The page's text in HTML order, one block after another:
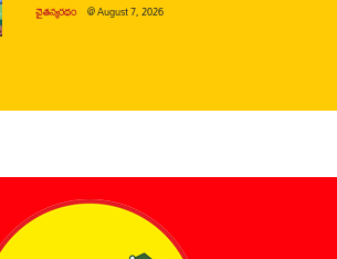
చైతన్యరధం @August 7, 2026